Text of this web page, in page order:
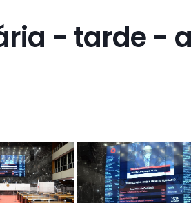
- tarde -